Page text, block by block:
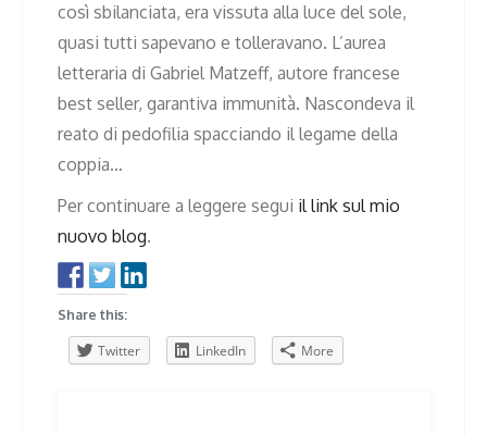
così sbilanciata, era vissuta alla luce del sole,
quasi tutti sapevano e tolleravano. L’aurea
letteraria di Gabriel Matzeff, autore francese
best seller, garantiva immunità. Nascondeva il
reato di pedofilia spacciando il legame della
coppia…
Per continuare a leggere segui il link sul mio
nuovo blog.
Share this:
Twitter LinkedIn More